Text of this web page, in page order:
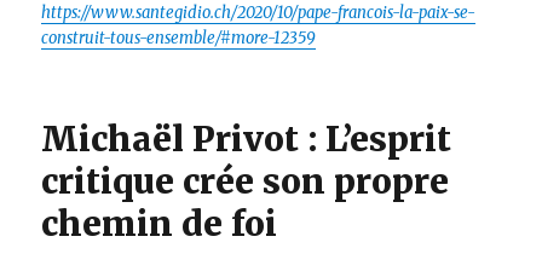
https://www.santegidio.ch/2020/10/pape-francois-la-paix-se-
construit-tous-ensemble/#more-12359
Michaël Privot : L’esprit
critique crée son propre
chemin de foi